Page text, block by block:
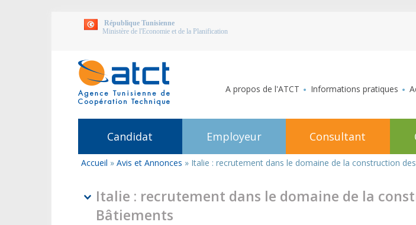
République Tunisienne
Ministère de l'Economie et de la Planification
A propos de l'ATCT Informations pratiques
Candidat Employeur Consultant
Vous
Accueil » Avis et Annonces » Italie : recrutement dans le domaine de la construction
Italie : recrutement dans le domaine de la
Bâtiements